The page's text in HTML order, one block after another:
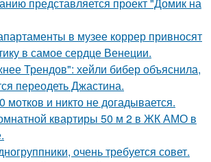
в музее коррер привносят
в самое сердце Венеции.
Трендов": хейли бибер объяснила,
переодеть Джастина.
мотков и никто не догадывается.
квартиры 50 м 2 в ЖК АМО в
очень требуется совет.